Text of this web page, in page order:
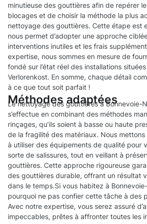
minutieuse des gouttières afin de repérer
blocages et de choisir la méthode la plus
nettoyage des gouttières. Cette étape est
nous permet d’adopter une approche
interventions inutiles et les frais
expertise, nous sommes en mesure de
fondé sur l’état réel des installations
Verlorenkost. En somme, chaque détail
à ce que tout soit parfait !
Méthodes adaptées
Le nettoyage des gouttières à Bonnevoie-
s’effectue en combinant des méthodes
rinçages, qu’ils soient à basse ou haute
de la fragilité des matériaux. Nous mettons
à utiliser des équipements de qualité pour
sorte de salissures, tout en veillant à
gouttières. Cette approche rigoureuse
des gouttières durable, offrant un résultat
dans le temps.Si vous habitez à
pourquoi ne pas confier cette tâche à des
Avec notre expertise, vous serez assuré
impeccables, prêtes à affronter toutes les